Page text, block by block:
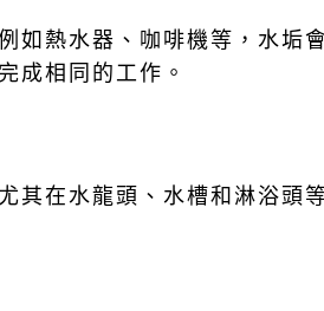
如熱水器、咖啡機等，水垢
成相同的工作。
其在水龍頭、水槽和淋浴頭